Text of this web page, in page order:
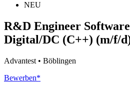
NEU
R&D Engineer
Digital/DC (C++) (m/f/
Advantest • Böblingen
Bewerben*